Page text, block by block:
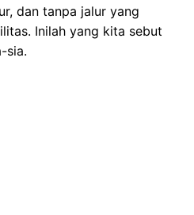
dan tanpa jalur yang
Inilah yang kita sebut
sia.